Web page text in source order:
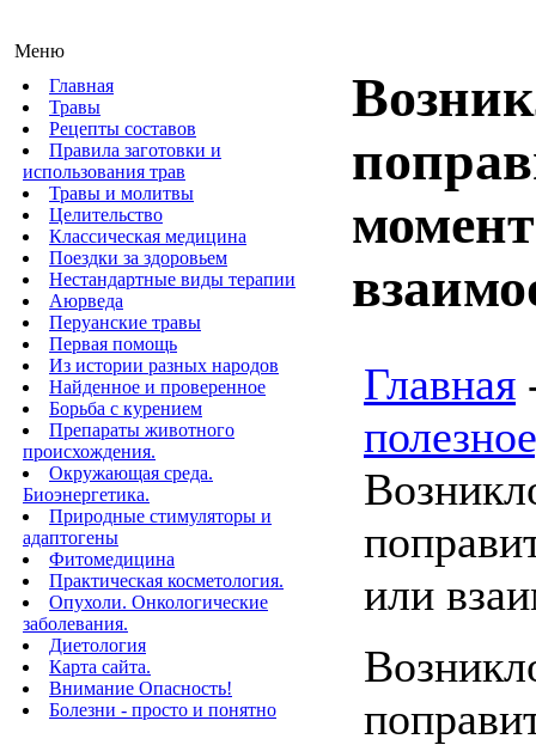
Меню
Главная
Травы
Рецепты составов
Правила заготовки и
использования трав
Травы и молитвы
Целительство
Классическая медицина
Поездки за здоровьем
Нестандартные виды терапии
Аюрведа
Перуанские травы
Первая помощь
Из истории разных народов
Найденное и проверенное
Борьба с курением
Препараты животного
происхождения.
Окружающая среда.
Биоэнергетика.
Природные стимуляторы и
адаптогены
Фитомедицина
Практическая косметология.
Опухоли. Онкологические
заболевания.
Диетология
Карта сайта.
Внимание Опасность!
Болезни - просто и понятно
Главная
или